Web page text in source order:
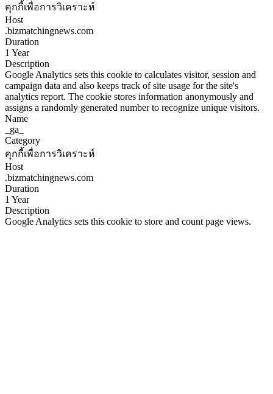
คุกกี้เพื่อการวิเคราะห์
Host
.bizmatchingnews.com
Duration
1 Year
Description
Google Analytics sets this cookie to calculates visitor, session and
campaign data and also keeps track of site usage for the site's
analytics report. The cookie stores information anonymously and
assigns a randomly generated number to recognize unique visitors.
Name
_ga_
Category
คุกกี้เพื่อการวิเคราะห์
Host
.bizmatchingnews.com
Duration
1 Year
Description
Google Analytics sets this cookie to store and count page views.